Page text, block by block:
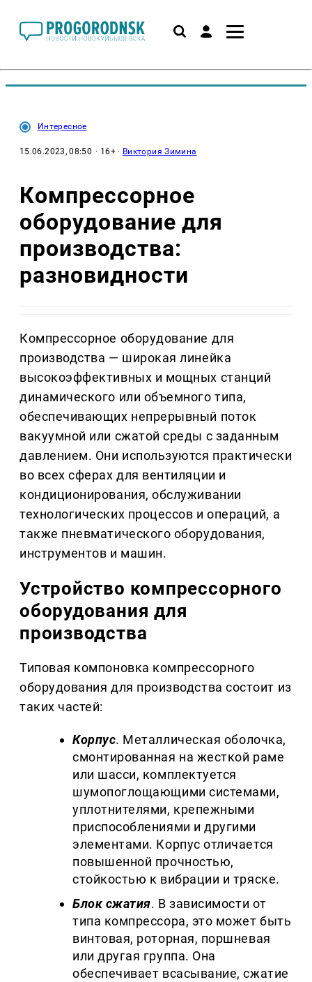
Интересное
15.06.2023, 08:50 · 16+ · Виктория Зимина
Компрессорное
оборудование для
производства:
разновидности
Компрессорное оборудование для
производства — широкая линейка
высокоэффективных и мощных станций
динамического или объемного типа,
обеспечивающих непрерывный поток
вакуумной или сжатой среды с заданным
давлением. Они используются практически
во всех сферах для вентиляции и
кондиционирования, обслуживании
технологических процессов и операций, а
также пневматического оборудования,
инструментов и машин.
Устройство компрессорного
оборудования для
производства
Типовая компоновка компрессорного
оборудования для производства состоит из
таких частей:
Корпус. Металлическая оболочка,
смонтированная на жесткой раме
или шасси, комплектуется
шумопоглощающими системами,
уплотнителями, крепежными
приспособлениями и другими
элементами. Корпус отличается
повышенной прочностью,
стойкостью к вибрации и тряске.
Блок сжатия. В зависимости от
типа компрессора, это может быть
винтовая, роторная, поршневая
или другая группа. Она
обеспечивает всасывание, сжатие